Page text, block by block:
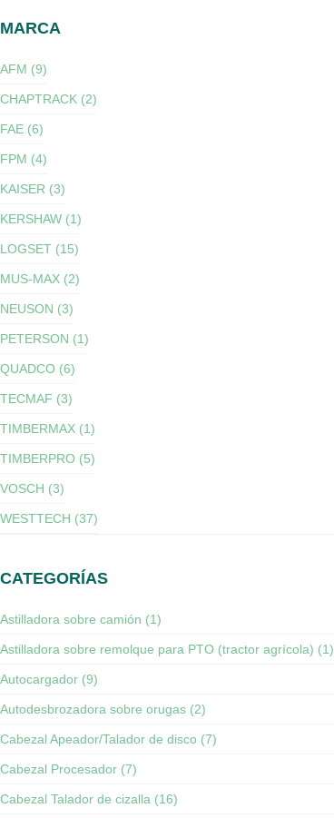
MARCA
AFM (9)
CHAPTRACK (2)
FAE (6)
FPM (4)
KAISER (3)
KERSHAW (1)
LOGSET (15)
MUS-MAX (2)
NEUSON (3)
PETERSON (1)
QUADCO (6)
TECMAF (3)
TIMBERMAX (1)
TIMBERPRO (5)
VOSCH (3)
WESTTECH (37)
CATEGORÍAS
Astilladora sobre camión (1)
Astilladora sobre remolque para PTO (tractor agrícola) (1)
Autocargador (9)
Autodesbrozadora sobre orugas (2)
Cabezal Apeador/Talador de disco (7)
Cabezal Procesador (7)
Cabezal Talador de cizalla (16)